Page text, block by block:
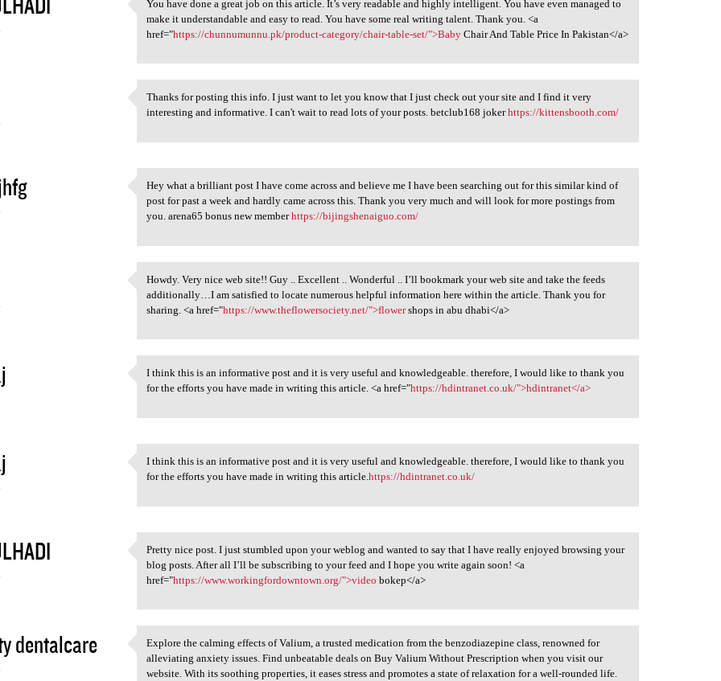
You have done a great job on
You have done a great job on this article. It’s very readable and highly intelligent. You have even managed to
make it understandable and easy to read. You have some real writing talent. Thank you. <a
href="https://chunnumunnu.pk/product-category/chair-table-set/">Baby Chair And Table Price In Pakistan</a>
Thanks for posting this info.
Thanks for posting this info. I just want to let you know that I just check out your site and I find it very
interesting and informative. I can't wait to read lots of your posts. betclub168 jokerhttps://kittensbooth.com/
Hey what a brilliant post I
Hey what a brilliant post I have come across and believe me I have been searching out for this similar kind of
post for past a week and hardly came across this. Thank you very much and will look for more postings from
you. arena65 bonus new memberhttps://bijingshenaiguo.com/
Howdy. Very nice web site!!
Howdy. Very nice web site!! Guy .. Excellent .. Wonderful .. I’ll bookmark your web site and take the feeds
additionally…I am satisfied to locate numerous helpful information here within the article. Thank you for
sharing. <a href="https://www.theflowersociety.net/">flowershops in abu dhabi</a>
I think this is an
I think this is an informative post and it is very useful and knowledgeable. therefore, I would like to thank you
for the efforts you have made in writing this article. <a href="https://hdintranet.co.uk/">hdintranet</a>
I think this is an
I think this is an informative post and it is very useful and knowledgeable. therefore, I would like to thank you
for the efforts you have made in writing this article.https://hdintranet.co.uk/
Pretty nice post. I just
Pretty nice post. I just stumbled upon your weblog and wanted to say that I have really enjoyed browsing your
blog posts. After all I’ll be subscribing to your feed and I hope you write again soon! <a
href="https://www.workingfordowntown.org/">video bokep</a>
dentalcare Explore the calming effects
Explore the calming effects of Valium, a trusted medication from the benzodiazepine class, renowned for
alleviating anxiety issues. Find unbeatable deals on Buy Valium Without Prescription when you visit our
website. With its soothing properties, it eases stress and promotes a state of relaxation for a well-rounded life.